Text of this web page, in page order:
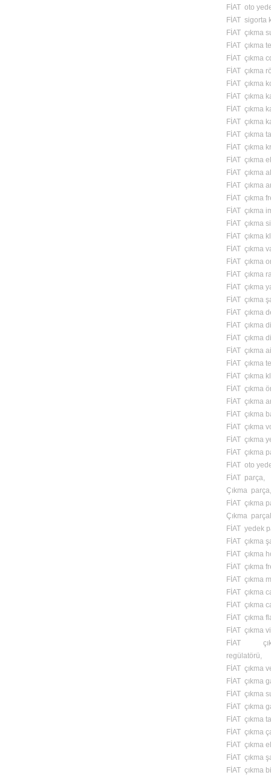
FİAT oto
FİAT sigorta
FİAT çıkma
FİAT çıkma
FİAT çıkma
FİAT çıkma
FİAT çıkma
FİAT çıkma
FİAT çıkma
FİAT çıkma
FİAT çıkma
FİAT çıkma
FİAT çıkma
FİAT çıkma
FİAT çıkma
FİAT çıkma
FİAT çıkma
FİAT çıkma
FİAT çıkma
FİAT çıkma
FİAT çıkma
FİAT çıkma
FİAT çıkma
FİAT çıkma
FİAT çıkma
FİAT çıkma
FİAT çıkma
FİAT çıkma
FİAT çıkma
FİAT çıkma
FİAT çıkma
FİAT çıkma
FİAT çıkma
FİAT çıkma
FİAT çıkma
FİAT çıkma
FİAT oto
FİAT parça,
Çıkma parça,
FİAT çıkma
Çıkma
FİAT yedek
FİAT çıkma
FİAT çıkma
FİAT çıkma
FİAT çıkma
FİAT çıkma
FİAT çıkma
FİAT çıkma
FİAT çıkma
FİAT
regülatörü,
FİAT çıkma
FİAT çıkma
FİAT çıkma
FİAT çıkma
FİAT çıkma
FİAT çıkma
FİAT çıkma
FİAT çıkma
FİAT çıkma